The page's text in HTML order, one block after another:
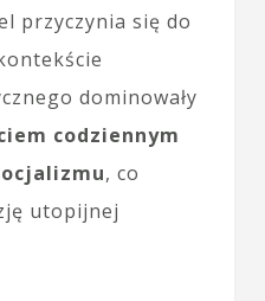
przyczynia się do
dominowały
codziennym
, co
utopijnej